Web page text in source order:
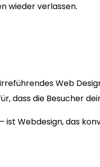
wieder verlassen.
Web
dass die Besucher
ist Webdesign, das